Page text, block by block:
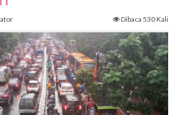
Dibaca 530 Kali